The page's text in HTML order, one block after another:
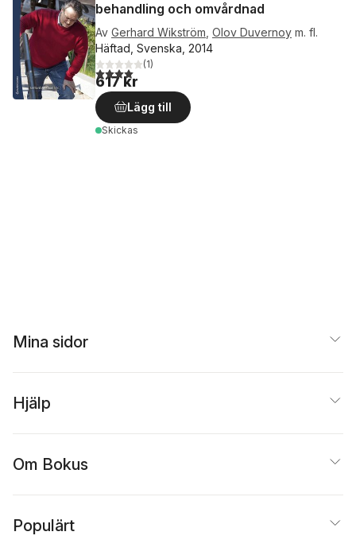
behandling och omvårdnad
Av Gerhard Wikström Olov Duvernoy m. fl.
Häftad, Svenska, 2014
4,0utav 5 stjärnor. Totalt antal röster:
(1)
617 kr
Lägg till
Skickas
Mina sidor
Hjälp
Om Bokus
Populärt